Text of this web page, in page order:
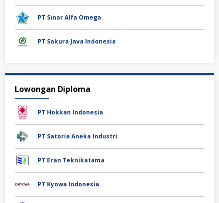
PT Sinar Alfa Omega
PT Sakura Java Indonesia
Lowongan Diploma
PT Hokkan Indonesia
PT Satoria Aneka Industri
PT Eran Teknikatama
PT Kyowa Indonesia